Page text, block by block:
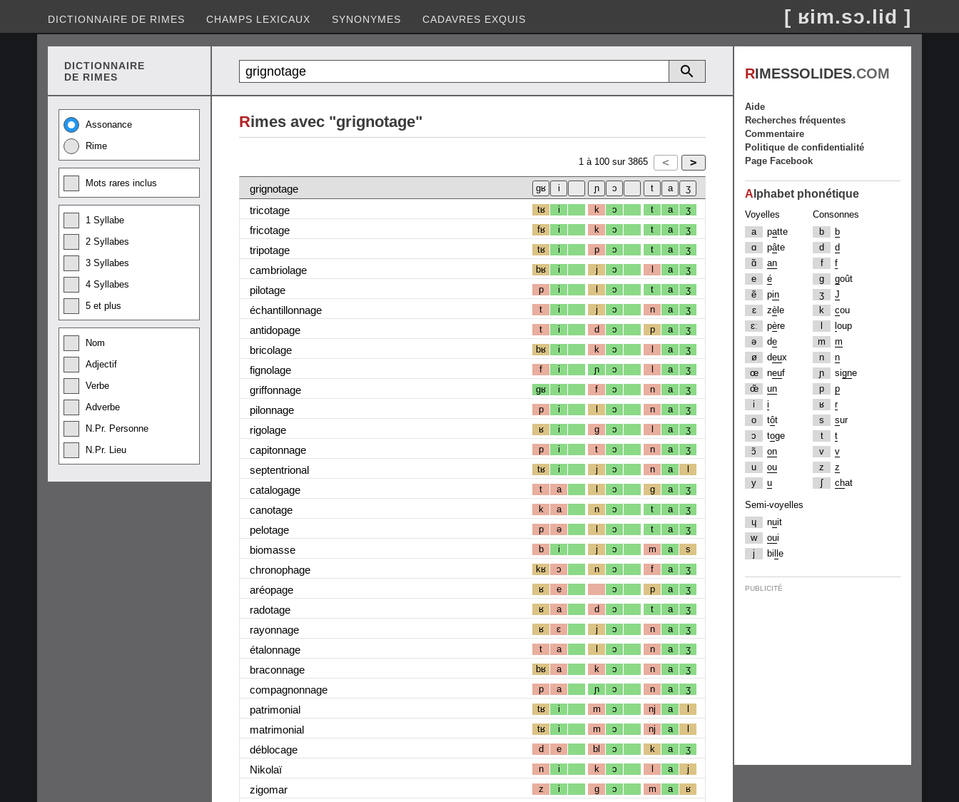
DICTIONNAIRE DE RIMES CHAMPS LEXICAUX SYNONYMES CADAVRES EXQUIS [ ʁim.sɔ.lid ]
DICTIONNAIRE
DE RIMES
Assonance
Rime
Mots rares inclus
1 Syllabe
2 Syllabes
3 Syllabes
4 Syllabes
5 et plus
Nom
Adjectif
Verbe
Adverbe
N.Pr. Personne
N.Pr. Lieu
Rimes avec "grignotage"
1 à 100 sur 3865
grignotage
tricotage
tʁ i k ɔ t a ʒ
fricotage fʁ i k ɔ t a ʒ
tripotage tʁ i p ɔ t a ʒ
cambriolage bʁ i j ɔ l a ʒ
pilotage p i l ɔ t a ʒ
échantillonnage t i j ɔ n a ʒ
antidopage t i d ɔ p a ʒ
bricolage bʁ i k ɔ l a ʒ
fignolage f i ɲ ɔ l a ʒ
griffonnage gʁ i f ɔ n a ʒ
pilonnage p i l ɔ n a ʒ
rigolage ʁ i g ɔ l a ʒ
capitonnage p i t ɔ n a ʒ
septentrional tʁ i j ɔ n a l
catalogage t a l ɔ g a ʒ
canotage k a n ɔ t a ʒ
pelotage p ə l ɔ t a ʒ
biomasse b i j ɔ m a s
chronophage kʁ ɔ n ɔ f a ʒ
aréopage ʁ e ɔ p a ʒ
radotage ʁ a d ɔ t a ʒ
rayonnage ʁ ɛ j ɔ n a ʒ
étalonnage t a l ɔ n a ʒ
braconnage bʁ a k ɔ n a ʒ
compagnonnage p a ɲ ɔ n a ʒ
patrimonial tʁ i m ɔ nj a l
matrimonial tʁ i m ɔ nj a l
déblocage d e bl ɔ k a ʒ
Nikolaï n i k ɔ l a j
zigomar z i g ɔ m a ʁ
RIMESSOLIDES.COM
Aide
Recherches fréquentes
Commentaire
Politique de confidentialité
Page Facebook
A lphabet phonétique
Voyelles
a
patte
ɑ
pâte
ɑ̃
an
e
é
ẽ
pin
ɛ
zè le
ɛː
père
ə
de
ø
deux
œ
neuf
œ̃
un
i
i
o
tôt
ɔ
toge
ɔ̃
on
u
ou
y
u
Consonnes
b
b
d
d
f
f
g
goût
ʒ
J
k
cou
oup
m
m
n
n
ɲ
signe
p
p
ʁ
r
s
sur
t
t
v
v
z
z
ʃ
chat
Semi-voyelles
ɥ
nuit
w
oui
j
bi e
PUBLICITÉ